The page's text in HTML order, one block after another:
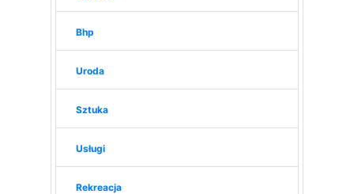
Bhp
Uroda
Sztuka
Usługi
Rekreacja